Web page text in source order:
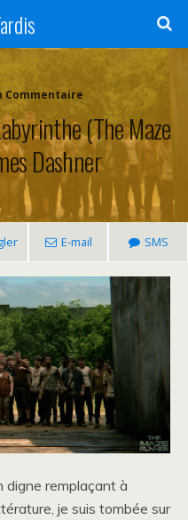
Commentaire
(The Maze
Dashner
E-mail SMS
digne remplaçant à
je suis tombée sur